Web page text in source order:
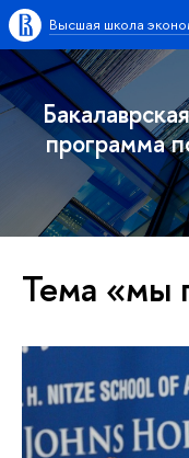
Высшая школа
программа
Тема «мы